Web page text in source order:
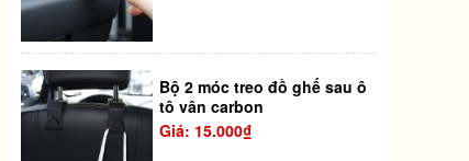
Bộ 2 móc treo đồ ghế sau ô
tô vân carbon
Giá: 15.000₫